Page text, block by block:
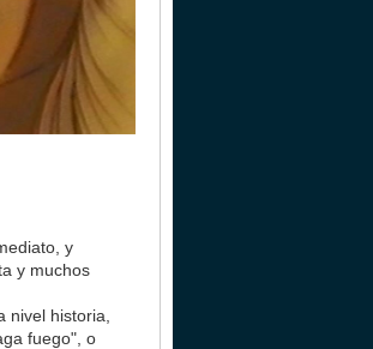
y
y muchos
nivel historia,
fuego", o